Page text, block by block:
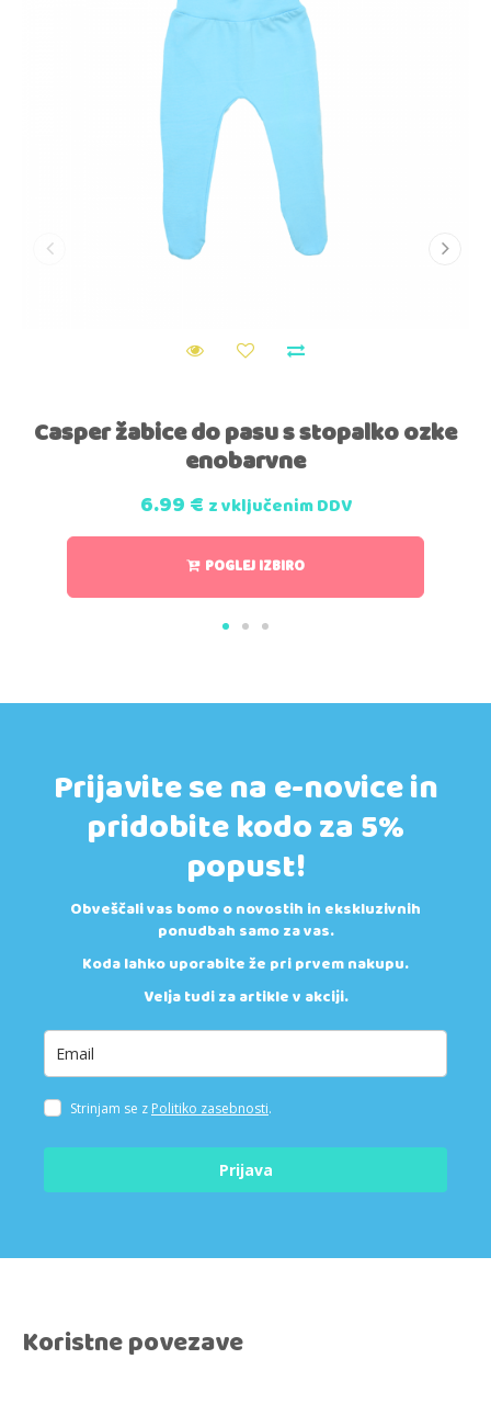
Casper žabice do pasu s stopalko ozke
enobarvne
6.99€ z vključenim DDV
POGLEJ IZBIRO
Prijavite se na e-novice in
pridobite kodo za 5%
popust!
Obveščali vas bomo o novostih in ekskluzivnih
ponudbah samo za vas.
Koda lahko uporabite že pri prvem nakupu.
Velja tudi za artikle v akciji.
Strinjam se z Politiko zasebnosti.
Prijava
Koristne povezave